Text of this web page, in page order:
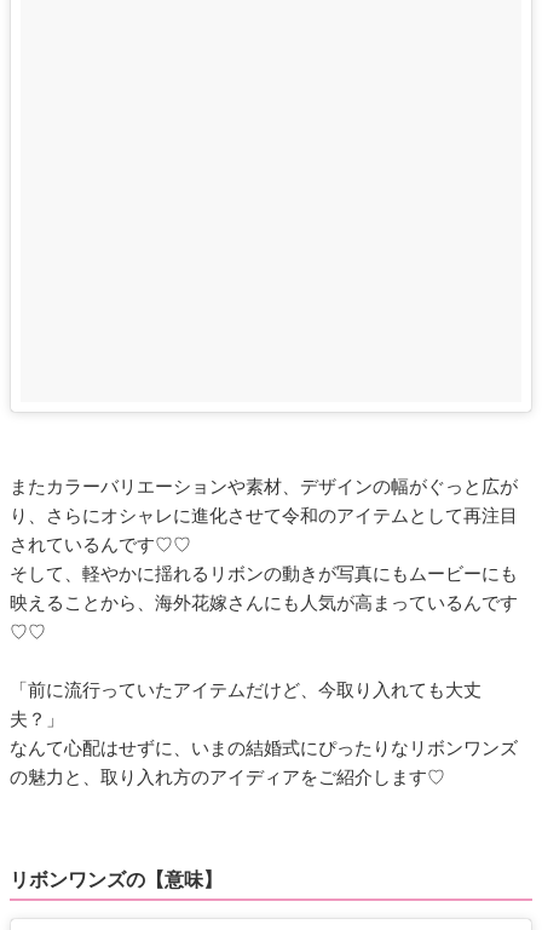
またカラーバリエーションや素材、デザインの幅がぐっと広が
り、さらにオシャレに進化させて令和のアイテムとして再注目
されているんです♡♡
そして、軽やかに揺れるリボンの動きが写真にもムービーにも
映えることから、海外花嫁さんにも人気が高まっているんです
♡♡
「前に流行っていたアイテムだけど、今取り入れても大丈
夫？」
なんて心配はせずに、いまの結婚式にぴったりなリボンワンズ
の魅力と、取り入れ方のアイディアをご紹介します♡
リボンワンズの【意味】